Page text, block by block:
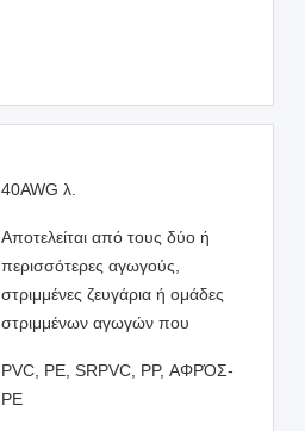
40AWG λ.
Αποτελείται από τους δύο ή
περισσότερες αγωγούς,
στριμμένες ζευγάρια ή ομάδες
στριμμένων αγωγών που
PVC, PE, SRPVC, PP, ΑΦΡΌΣ-
PE